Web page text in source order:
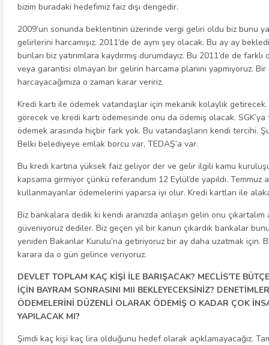
bizim buradaki hedefimiz faiz dışı dengedir.
2009’un sonunda beklentinin üzerinde vergi geliri oldu biz bunu
gelirlerini harcamışız. 2011’de de aynı şey olacak. Bu ay ay
bunları biz yatırımlara kaydırmış durumdayız. Bu 2011’de de
veya garantisi olmayan bir gelirin harcama planını yapmıyoruz.
harcayacağımıza o zaman karar veririz.
Kredi kartı ile ödemek vatandaşlar için mekanik kolaylık
görecek ve kredi kartı ödemesinde onu da ödemiş olacak.
ödemek arasında hiçbir fark yok. Bu vatandaşların kendi tercihi.
Belki belediyeye emlak borcu var, TEDAŞ’a var.
Bu kredi kartına yüksek faiz geliyor der ve gelir ilgili kamu
kapsama girmiyor çünkü referandum 12 Eylül’de yapıldı. Temmuz
kullanmayanlar ödemelerini yaparsa iyi olur. Kredi kartları ile
Biz bankalara dedik ki kendi aranızda anlaşın gelin onu
güveniyoruz dediler. Biz geçen yıl bir kanun çıkardık bankalar
yeniden Bakanlar Kurulu’na getiriyoruz bir ay daha uzatmak için.
karara da o gün gelince veriyoruz.
DEVLET TOPLAM KAÇ KİŞİ İLE BARIŞACAK? MECLİS’TE
İÇİN BAYRAM SONRASINI MII BEKLEYECEKSİNİZ?
ÖDEMELERİNİ DÜZENLİ OLARAK ÖDEMİŞ O KADAR ÇOK
YAPILACAK MI?
Şimdi kaç kişi kaç lira olduğunu hedef olarak açıklamayacağız.